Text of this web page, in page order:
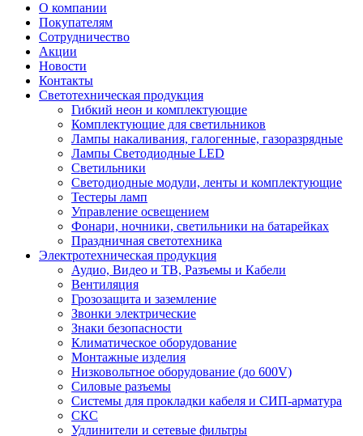
О компании
Покупателям
Сотрудничество
Акции
Новости
Контакты
Светотехническая продукция
Гибкий неон и комплектующие
Комплектующие для светильников
Лампы накаливания, галогенные, газоразрядные
Лампы Светодиодные LED
Светильники
Светодиодные модули, ленты и комплектующие
Тестеры ламп
Управление освещением
Фонари, ночники, светильники на батарейках
Праздничная светотехника
Электротехническая продукция
Аудио, Видео и ТВ, Разъемы и Кабели
Вентиляция
Грозозащита и заземление
Звонки электрические
Знаки безопасности
Климатическое оборудование
Монтажные изделия
Низковольтное оборудование (до 600V)
Силовые разъемы
Системы для прокладки кабеля и СИП-арматура
СКС
Удлинители и сетевые фильтры